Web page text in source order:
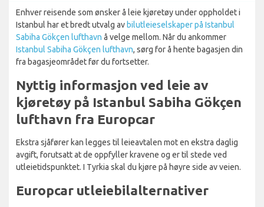
Enhver reisende som ønsker å leie kjøretøy under oppholdet i
Istanbul har et bredt utvalg avbilutleieselskaper på Istanbul
Sabiha Gökçen lufthavn å velge mellom. Når du ankommer
Istanbul Sabiha Gökçen lufthavn, sørg for å hente bagasjen din
fra bagasjeområdet før du fortsetter.
Nyttig informasjon ved leie av
kjøretøy på Istanbul Sabiha Gökçen
lufthavn fra Europcar
Ekstra sjåfører kan legges til leieavtalen mot en ekstra daglig
avgift, forutsatt at de oppfyller kravene og er til stede ved
utleietidspunktet. I Tyrkia skal du kjøre på høyre side av veien.
Europcar utleiebilalternativer